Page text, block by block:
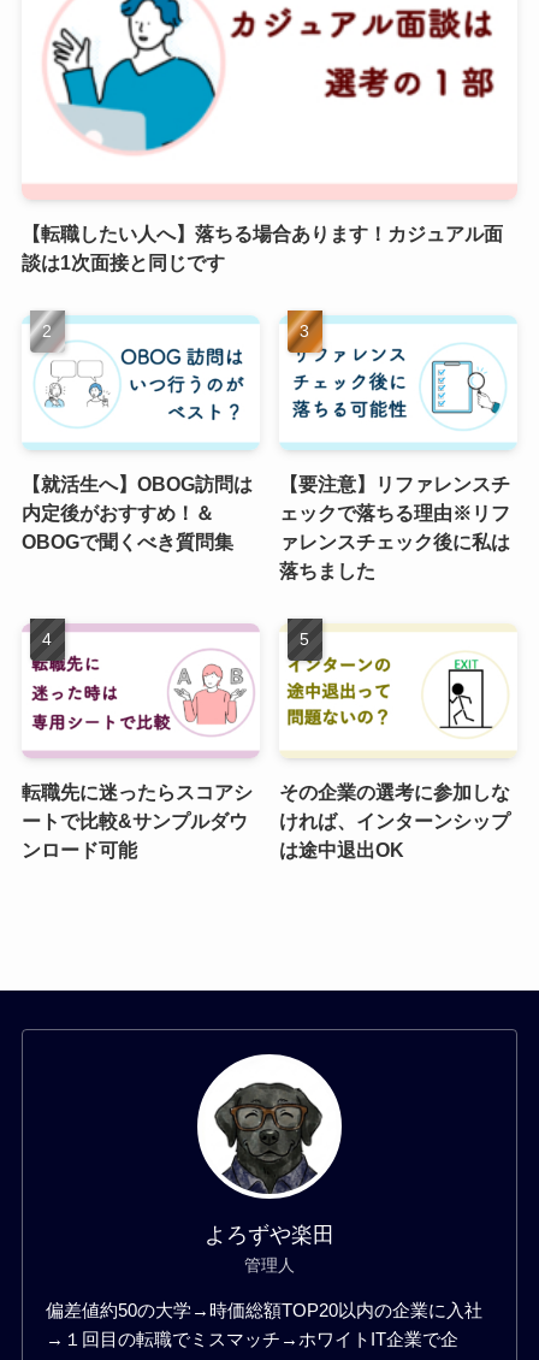
【転職したい人へ】落ちる場合あります！カジュアル面
談は1次面接と同じです
【就活生へ】OBOG訪問は
内定後がおすすめ！＆
OBOGで聞くべき質問集
【要注意】リファレンスチ
ェックで落ちる理由※リフ
ァレンスチェック後に私は
落ちました
転職先に迷ったらスコアシ
ートで比較&サンプルダウ
ンロード可能
その企業の選考に参加しな
ければ、インターンシップ
は途中退出OK
よろずや楽田
管理人
偏差値約50の大学→時価総額TOP20以内の企業に入社
→１回目の転職でミスマッチ→ホワイトIT企業で企